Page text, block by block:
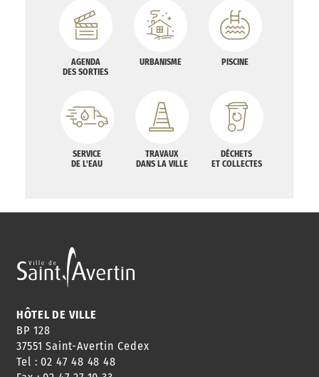
AGENDA
DES SORTIES
URBANISME PISCINE
SERVICE
DE L'EAU
TRAVAUX
DANS LA VILLE
DÉCHETS
ET COLLECTES
HÔTEL DE VILLE
BP 128
37551 Saint-Avertin Cedex
Tel : 02 47 48 48 48